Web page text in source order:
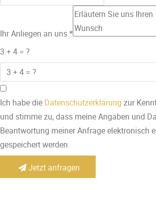
Ihr Anliegen an uns*
3 + 4 = ?
Ich habe die Datenschutzerklärung zur
und stimme zu, dass meine Angaben und
Beantwortung meiner Anfrage elektronisch
gespeichert werden.
Jetzt anfragen